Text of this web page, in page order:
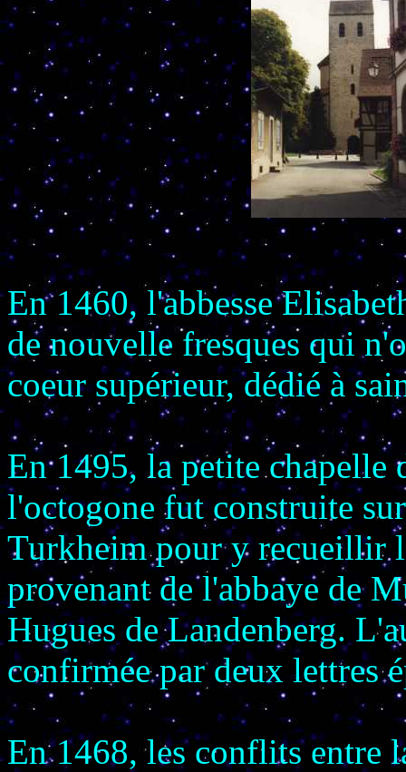
En 1460, l'abbesse
de nouvelle fresques qui
coeur supérieur, dédié à
En 1495, la petite chapelle
l'octogone fut construite
Turkheim pour y recueillir
provenant de l'abbaye de
Hugues de Landenberg.
confirmée par deux lettres
En 1468, les conflits entre